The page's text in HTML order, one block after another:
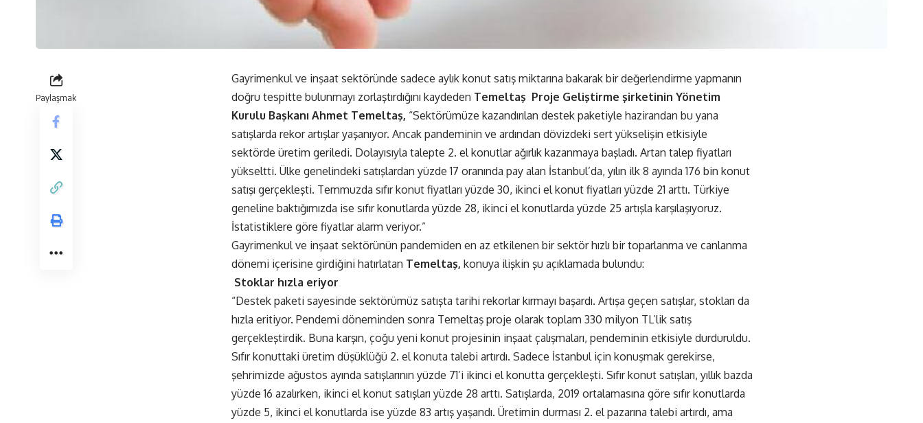
Paylaşmak
Gayrimenkul ve inşaat sektöründe sadece aylık konut satış miktarına bakarak bir değerlendirme yapmanın
doğru tespitte bulunmayı zorlaştırdığını kaydeden Temeltaş Proje Geliştirme şirketinin Yönetim
Kurulu Başkanı Ahmet Temeltaş, “Sektörümüze kazandırılan destek paketiyle hazirandan bu yana
satışlarda rekor artışlar yaşanıyor. Ancak pandeminin ve ardından dövizdeki sert yükselişin etkisiyle
sektörde üretim geriledi. Dolayısıyla talepte 2. el konutlar ağırlık kazanmaya başladı. Artan talep fiyatları
yükseltti. Ülke genelindeki satışlardan yüzde 17 oranında pay alan İstanbul’da, yılın ilk 8 ayında 176 bin konut
satışı gerçekleşti. Temmuzda sıfır konut fiyatları yüzde 30, ikinci el konut fiyatları yüzde 21 arttı. Türkiye
geneline baktığımızda ise sıfır konutlarda yüzde 28, ikinci el konutlarda yüzde 25 artışla karşılaşıyoruz.
İstatistiklere göre fiyatlar alarm veriyor.”
Gayrimenkul ve inşaat sektörünün pandemiden en az etkilenen bir sektör hızlı bir toparlanma ve canlanma
dönemi içerisine girdiğini hatırlatan Temeltaş, konuya ilişkin şu açıklamada bulundu:
Stoklar hızla eriyor
“Destek paketi sayesinde sektörümüz satışta tarihi rekorlar kırmayı başardı. Artışa geçen satışlar, stokları da
hızla eritiyor. Pendemi döneminden sonra Temeltaş proje olarak toplam 330 milyon TL’lik satış
gerçekleştirdik. Buna karşın, çoğu yeni konut projesinin inşaat çalışmaları, pendeminin etkisiyle durduruldu.
Sıfır konuttaki üretim düşüklüğü 2. el konuta talebi artırdı. Sadece İstanbul için konuşmak gerekirse,
şehrimizde ağustos ayında satışlarının yüzde 71’i ikinci el konutta gerçekleşti. Sıfır konut satışları, yıllık bazda
yüzde 16 azalırken, ikinci el konut satışları yüzde 28 arttı. Satışlarda, 2019 ortalamasına göre sıfır konutlarda
yüzde 5, ikinci el konutlarda ise yüzde 83 artış yaşandı. Üretimin durması 2. el pazarına talebi artırdı, ama